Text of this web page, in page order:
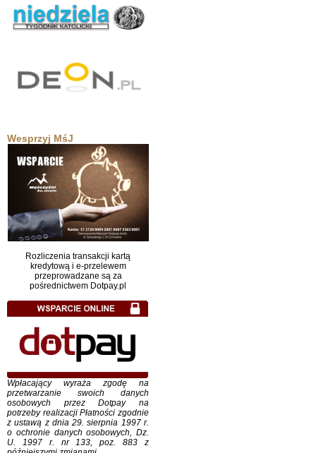
Wesprzyj MśJ
Rozliczenia transakcji kartą
kredytową i e-przelewem
przeprowadzane są za
pośrednictwem Dotpay.pl
Wpłacający wyraża zgodę na
przetwarzanie swoich danych
osobowych przez Dotpay na
potrzeby realizacji Płatności zgodnie
z ustawą z dnia 29. sierpnia 1997 r.
o ochronie danych osobowych, Dz.
U. 1997 r. nr 133, poz. 883 z